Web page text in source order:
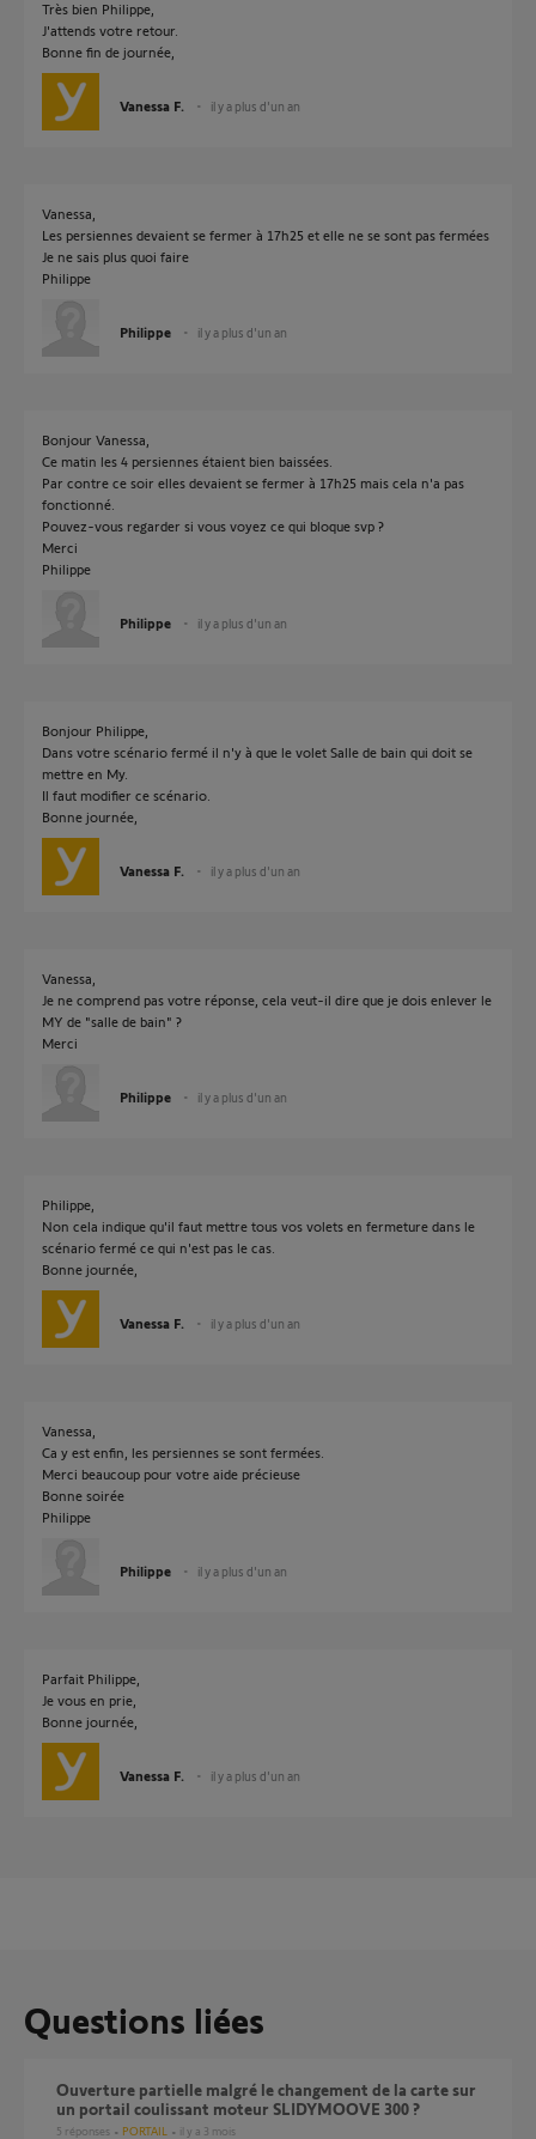
Très bien Philippe,
J'attends votre retour.
Bonne fin de journée,
Vanessa F. il y a plus d'un an
Vanessa,
Les persiennes devaient se fermer à 17h25 et elle ne se sont pas fermées
Je ne sais plus quoi faire
Philippe
Philippe il y a plus d'un an
Bonjour Vanessa,
Ce matin les 4 persiennes étaient bien baissées.
Par contre ce soir elles devaient se fermer à 17h25 mais cela n'a pas
fonctionné.
Pouvez-vous regarder si vous voyez ce qui bloque svp ?
Merci
Philippe
Philippe il y a plus d'un an
Bonjour Philippe,
Dans votre scénario fermé il n'y à que le volet Salle de bain qui doit se
mettre en My.
Il faut modifier ce scénario.
Bonne journée,
Vanessa F. il y a plus d'un an
Vanessa,
Je ne comprend pas votre réponse, cela veut-il dire que je dois enlever le
MY de "salle de bain" ?
Merci
Philippe il y a plus d'un an
Philippe,
Non cela indique qu'il faut mettre tous vos volets en fermeture dans le
scénario fermé ce qui n'est pas le cas.
Bonne journée,
Vanessa F. il y a plus d'un an
Vanessa,
Ca y est enfin, les persiennes se sont fermées.
Merci beaucoup pour votre aide précieuse
Bonne soirée
Philippe
Philippe il y a plus d'un an
Parfait Philippe,
Je vous en prie,
Bonne journée,
Vanessa F. il y a plus d'un an
Questions liées
Ouverture partielle malgré le changement de la carte sur
un portail coulissant moteur SLIDYMOOVE 300 ?
5 réponses PORTAIL il y a 3 mois